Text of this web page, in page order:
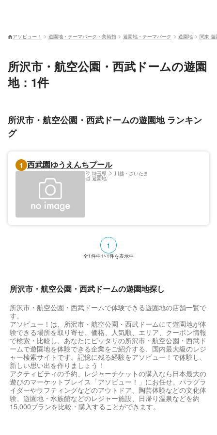
アソビュー！ 遊園地・テーマパーク・美術館 遊園地・テーマパーク 遊園地 関東 遊
所沢市・航空公園・西武ドームの遊園
地：1件
所沢市・航空公園・西武ドームの遊園地 ランキン
グ
1 西武園ゆうえんちプール
埼玉県 川越・さいたま
遊園地
1
全1件中1~1件を表示中
所沢市・航空公園・西武ドームの遊園地探し
所沢市・航空公園・西武ドームで体験できる遊園地の店舗一覧で
す。
アソビュー！は、所沢市・航空公園・西武ドームにて遊園地が体
験できる場所を取り寄せ、価格、人気順、エリア、クーポン情報
で検索・比較し、あなたにピッタリの所沢市・航空公園・西武ド
ームで遊園地を体験できる企業をご紹介する、国内最大級のレジ
ャー検索サイトです。記憶に残る経験をアソビュー！で体験し、
新しい思い出を作りましょう！
アクティビティの予約、レジャーチケットの購入なら日本最大の
遊びのマーケットプレイス「アソビュー！」にお任せ。パラグラ
イダーやラフティングなどのアウトドア、陶芸体験などの文化体
験、遊園地・水族館などのレジャー施設、日帰り温泉などを約
15,000プランを比較・購入することができます。